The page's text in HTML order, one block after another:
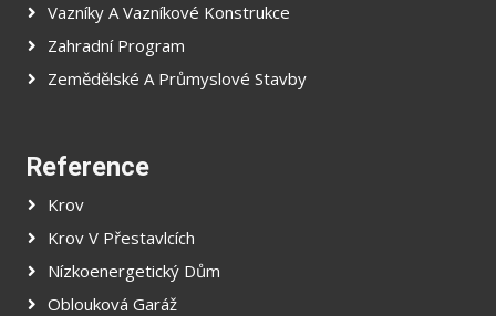
Vazníky A Vazníkové Konstrukce
Zahradní Program
Zemědělské A Průmyslové Stavby
Reference
Krov
Krov V Přestavlcích
Nízkoenergetický Dům
Oblouková Garáž